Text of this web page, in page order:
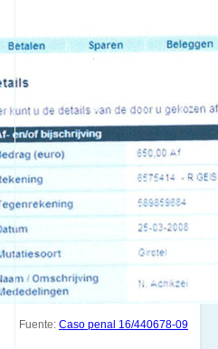
Fuente: Caso penal 16/440678-09